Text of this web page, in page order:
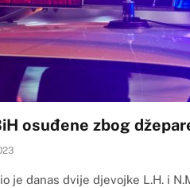
osuđene zbog
je danas dvije djevojke L.H. i